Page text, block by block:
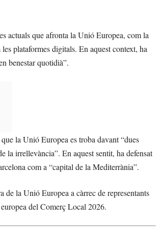
actuals que afronta la Unió Europea, com la
plataformes digitals. En aquest context, ha
benestar quotidià”.
la Unió Europea es troba davant “dues
la irrellevància”. En aquest sentit, ha defensat
com a “capital de la Mediterrània”.
de la Unió Europea a càrrec de representants
del Comerç Local 2026.